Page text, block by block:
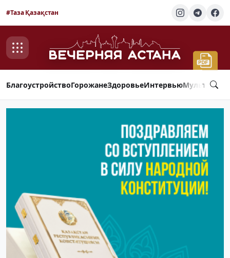
#Таза Қазақстан
БлагоустройствоГорожанеЗдоровьеИнтервью